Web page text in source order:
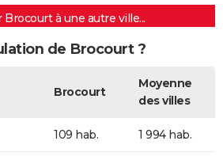
à une autre ville...
de Brocourt ?
Brocourt
Moyenne
des villes
109 hab. 1 994 hab.